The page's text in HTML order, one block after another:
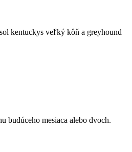
kentuckys veľký kôň a greyhound
budúceho mesiaca alebo dvoch.